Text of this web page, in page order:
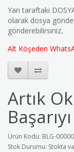
Yan taraftaki
olarak dosya
gönderebilirsiniz.
Alt Köşeden
Artık
Ürün Kodu: BLG-
Stok Durumu: Stokta